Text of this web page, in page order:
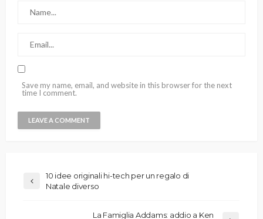
Save my name, email, and website in this browser for the next
time I comment.
10 idee originali hi-tech per un regalo di
Natale diverso
La Famiglia Addams: addio a Ken